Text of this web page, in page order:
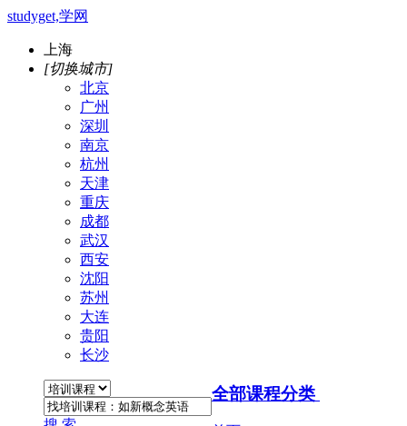
studyget,学网
上海
[切换城市]
北京
广州
深圳
南京
杭州
天津
重庆
成都
武汉
西安
沈阳
苏州
大连
贵阳
长沙
全部课程分类